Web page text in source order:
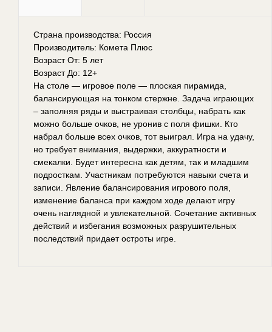
Страна производства: Россия
Производитель: Комета Плюс
Возраст От: 5 лет
Возраст До: 12+
На столе — игровое поле — плоская пирамида,
балансирующая на тонком стержне. Задача играющих
– заполняя ряды и выстраивая столбцы, набрать как
можно больше очков, не уронив с поля фишки. Кто
набрал больше всех очков, тот выиграл. Игра на удачу,
но требует внимания, выдержки, аккуратности и
смекалки. Будет интересна как детям, так и младшим
подросткам. Участникам потребуются навыки счета и
записи. Явление балансирования игрового поля,
изменение баланса при каждом ходе делают игру
очень наглядной и увлекательной. Сочетание активных
действий и избегания возможных разрушительных
последствий придает остроты игре.